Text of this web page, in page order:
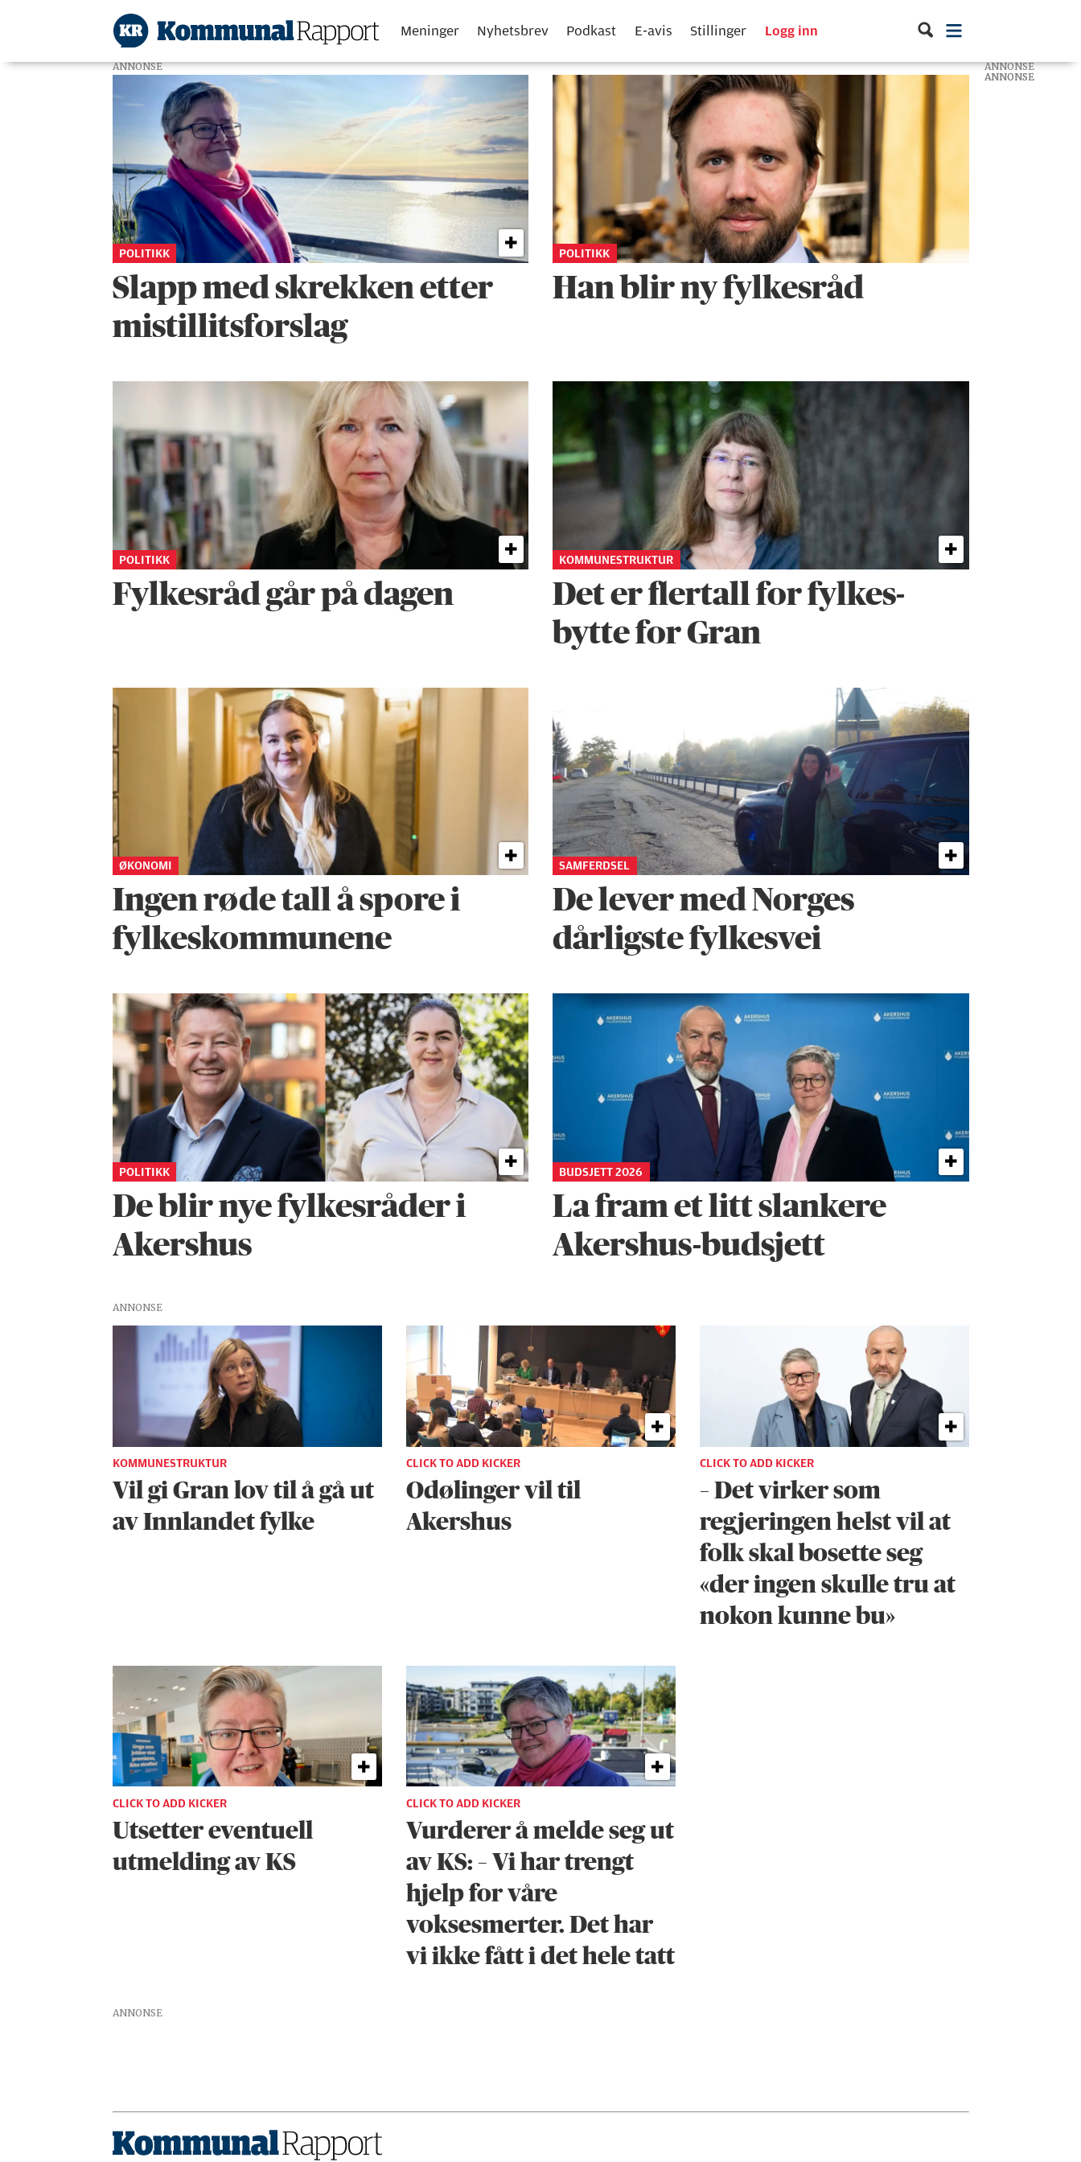
Meninger Nyhetsbrev Podkast E-avis Stillinger Logg inn
akershus
ANNONSE
POLITIKK
Slapp med skrekken etter
mistillitsforslag
POLITIKK
Han blir ny fylkesråd
POLITIKK
Fylkesråd går på dagen
KOMMUNESTRUKTUR
Det er flertall for fylkes­
bytte for Gran
ØKONOMI
Ingen røde tall å spore i
fylkeskommunene
SAMFERDSEL
De lever med Norges
dårligste fylkesvei
POLITIKK
De blir nye fylkesråder i
Akershus
BUDSJETT 2026
La fram et litt slankere
Akershus-budsjett
ANNONSE
KOMMUNESTRUKTUR
Vil gi Gran lov til å gå ut
av Innlandet fylke
CLICK TO ADD KICKER
Odølinger vil til
Akershus
CLICK TO ADD KICKER
– Det virker som
regjeringen helst vil at
folk skal bosette seg
«der ingen skulle tru at
nokon kunne bu»
CLICK TO ADD KICKER
Utsetter eventuell
utmelding av KS
CLICK TO ADD KICKER
Vurderer å melde seg ut
av KS: – Vi har trengt
hjelp for våre
voksesmerter. Det har
vi ikke fått i det hele tatt
ANNONSE
ANNONSE
ANNONSE
ANNONSE